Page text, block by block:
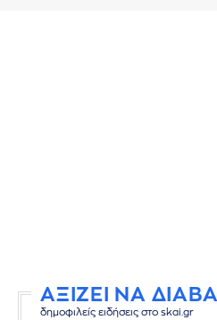
ΑΞΙΖΕΙ ΝΑ
δημοφιλείς ειδήσεις στο skai.gr